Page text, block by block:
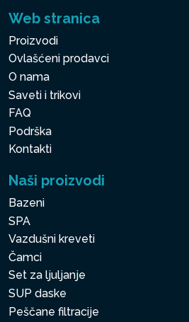
Web stranica
Proizvodi
Ovlašćeni prodavci
O nama
Saveti i trikovi
FAQ
Podrška
Kontakti
Naši proizvodi
Bazeni
SPA
Vazdušni kreveti
Čamci
Set za ljuljanje
SUP daske
Peščane filtracije